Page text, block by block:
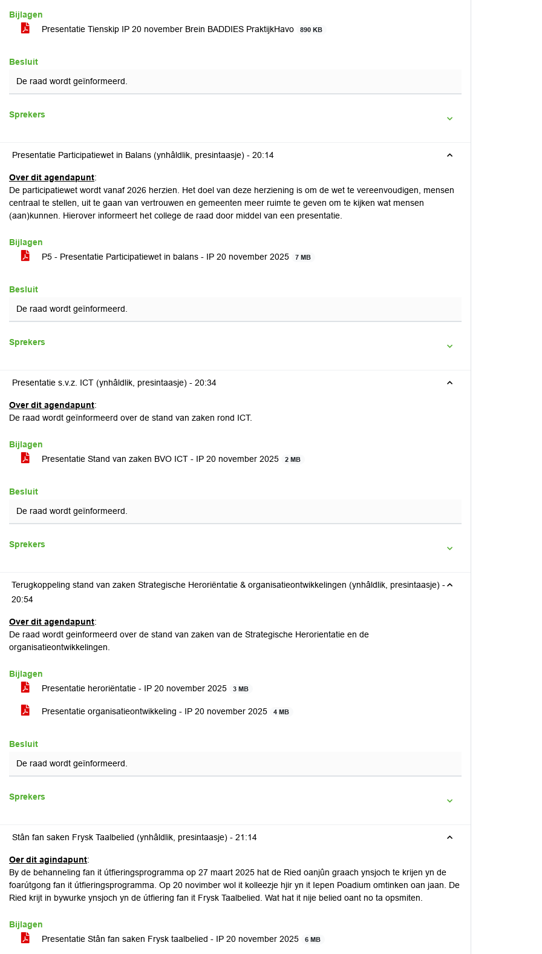
Bijlagen
Presentatie Tienskip IP 20 november Brein BADDIES PraktijkHavo
890 KB
Besluit
De raad wordt geïnformeerd.
Sprekers
Presentatie Participatiewet in Balans (ynhâldlik, presintaasje) - 20:14
Over dit agendapunt:
De participatiewet wordt vanaf 2026 herzien. Het doel van deze herziening is om de wet te vereenvoudigen, mensen
centraal te stellen, uit te gaan van vertrouwen en gemeenten meer ruimte te geven om te kijken wat mensen
(aan)kunnen. Hierover informeert het college de raad door middel van een presentatie.
Bijlagen
P5 - Presentatie Participatiewet in balans - IP 20 november 2025
7 MB
Besluit
De raad wordt geïnformeerd.
Sprekers
Presentatie s.v.z. ICT (ynhâldlik, presintaasje) - 20:34
Over dit agendapunt:
De raad wordt geïnformeerd over de stand van zaken rond ICT.
Bijlagen
Presentatie Stand van zaken BVO ICT - IP 20 november 2025
2 MB
Besluit
De raad wordt geïnformeerd.
Sprekers
Terugkoppeling stand van zaken Strategische Heroriëntatie & organisatieontwikkelingen (ynhâldlik, presintaasje) -
20:54
Over dit agendapunt:
De raad wordt geinformeerd over de stand van zaken van de Strategische Herorientatie en de
organisatieontwikkelingen.
Bijlagen
Presentatie heroriëntatie - IP 20 november 2025
3 MB
Presentatie organisatieontwikkeling - IP 20 november 2025 4 MB
Besluit
De raad wordt geïnformeerd.
Sprekers
Stân fan saken Frysk Taalbelied (ynhâldlik, presintaasje) - 21:14
Oer dit agindapunt:
By de behanneling fan it útfieringsprogramma op 27 maart 2025 hat de Ried oanjûn graach ynsjoch te krijen yn de
foarútgong fan it útfieringsprogramma. Op 20 novimber wol it kolleezje hjir yn it Iepen Poadium omtinken oan jaan. De
Ried krijt in bywurke ynsjoch yn de útfiering fan it Frysk Taalbelied. Wat hat it nije belied oant no ta opsmiten.
Bijlagen
Presentatie Stân fan saken Frysk taalbelied - IP 20 november 2025
6 MB